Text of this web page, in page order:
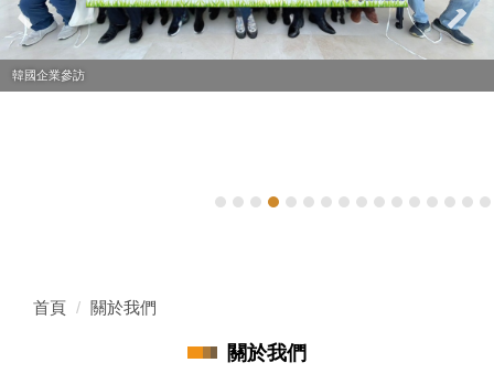
韓國企業參訪
首頁 關於我們
關於我們